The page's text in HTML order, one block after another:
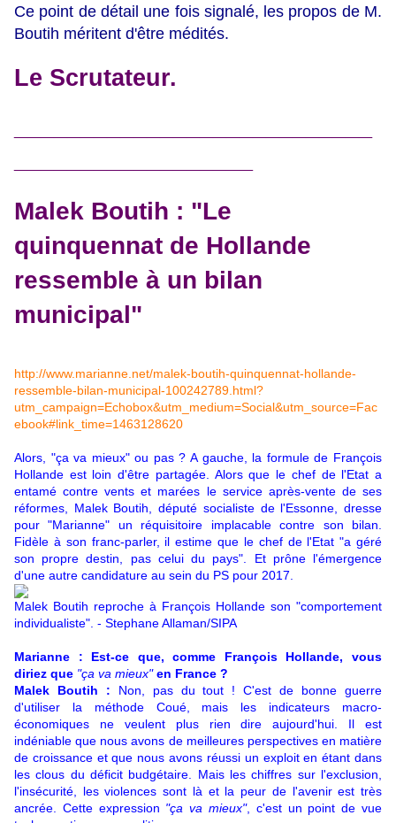
Ce point de détail une fois signalé, les propos de M.
Boutih méritent d'être médités.
Le Scrutateur.
Malek Boutih : "Le
quinquennat de Hollande
ressemble à un bilan
municipal"
http://www.marianne.net/malek-boutih-quinquennat-hollande-
ressemble-bilan-municipal-100242789.html?
utm_campaign=Echobox&utm_medium=Social&utm_source=Fac
ebook#link_time=1463128620
Alors, "ça va mieux" ou pas ? A gauche, la formule de François
Hollande est loin d'être partagée. Alors que le chef de l'Etat a
entamé contre vents et marées le service après-vente de ses
réformes, Malek Boutih, député socialiste de l'Essonne, dresse
pour "Marianne" un réquisitoire implacable contre son bilan.
Fidèle à son franc-parler, il estime que le chef de l'Etat "a géré
son propre destin, pas celui du pays". Et prône l'émergence
d'une autre candidature au sein du PS pour 2017.
Malek Boutih reproche à François Hollande son "comportement
individualiste". - Stephane Allaman/SIPA
Marianne : Est-ce que, comme François Hollande, vous
diriez que "ça va mieux"en France ?
Malek Boutih : Non, pas du tout ! C'est de bonne guerre
d'utiliser la méthode Coué, mais les indicateurs macro-
économiques ne veulent plus rien dire aujourd'hui. Il est
indéniable que nous avons de meilleures perspectives en matière
de croissance et que nous avons réussi un exploit en étant dans
les clous du déficit budgétaire. Mais les chiffres sur l'exclusion,
l'insécurité, les violences sont là et la peur de l'avenir est très
ancrée. Cette expression "ça va mieux", c'est un point de vue